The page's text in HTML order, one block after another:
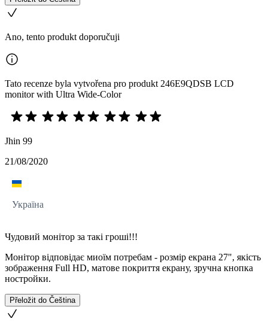
Ano, tento produkt doporučuji
Tato recenze byla vytvořena pro produkt 246E9QDSB LCD
monitor with Ultra Wide-Color
Jhin 99
21/08/2020
Україна
Чудовий монітор за такі гроші!!!
Монітор відповідає миоїм потребам - розмір екрана 27", якість
зображення Full HD, матове покриття екрану, зручна кнопка
ностройки.
Přeložit do Čeština